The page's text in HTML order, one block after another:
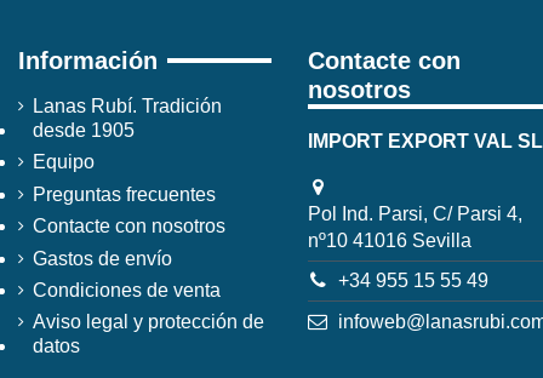
Información
Lanas Rubí. Tradición
desde 1905
Equipo
Preguntas frecuentes
Contacte con nosotros
Gastos de envío
Condiciones de venta
Aviso legal y protección de
datos
Contacte con
nosotros
IMPORT EXPORT VAL SL
Pol Ind. Parsi, C/ Parsi 4,
nº10 41016 Sevilla
+34 955 15 55 49